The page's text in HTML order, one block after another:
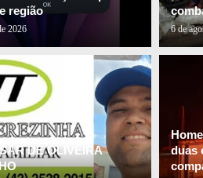
região
2026 6 de
DE OLIVEIRA
duas